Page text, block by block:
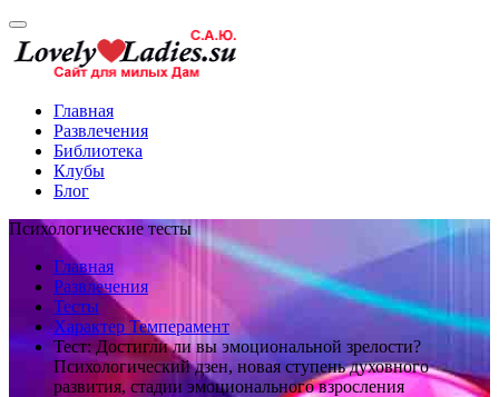
Главная
Развлечения
Библиотека
Клубы
Блог
Психологические тесты
Главная
Развлечения
Тесты
Характер Темперамент
Тест: Достигли ли вы эмоциональной зрелости?
Психологический дзен, новая ступень духовного
развития, стадии эмоционального взросления